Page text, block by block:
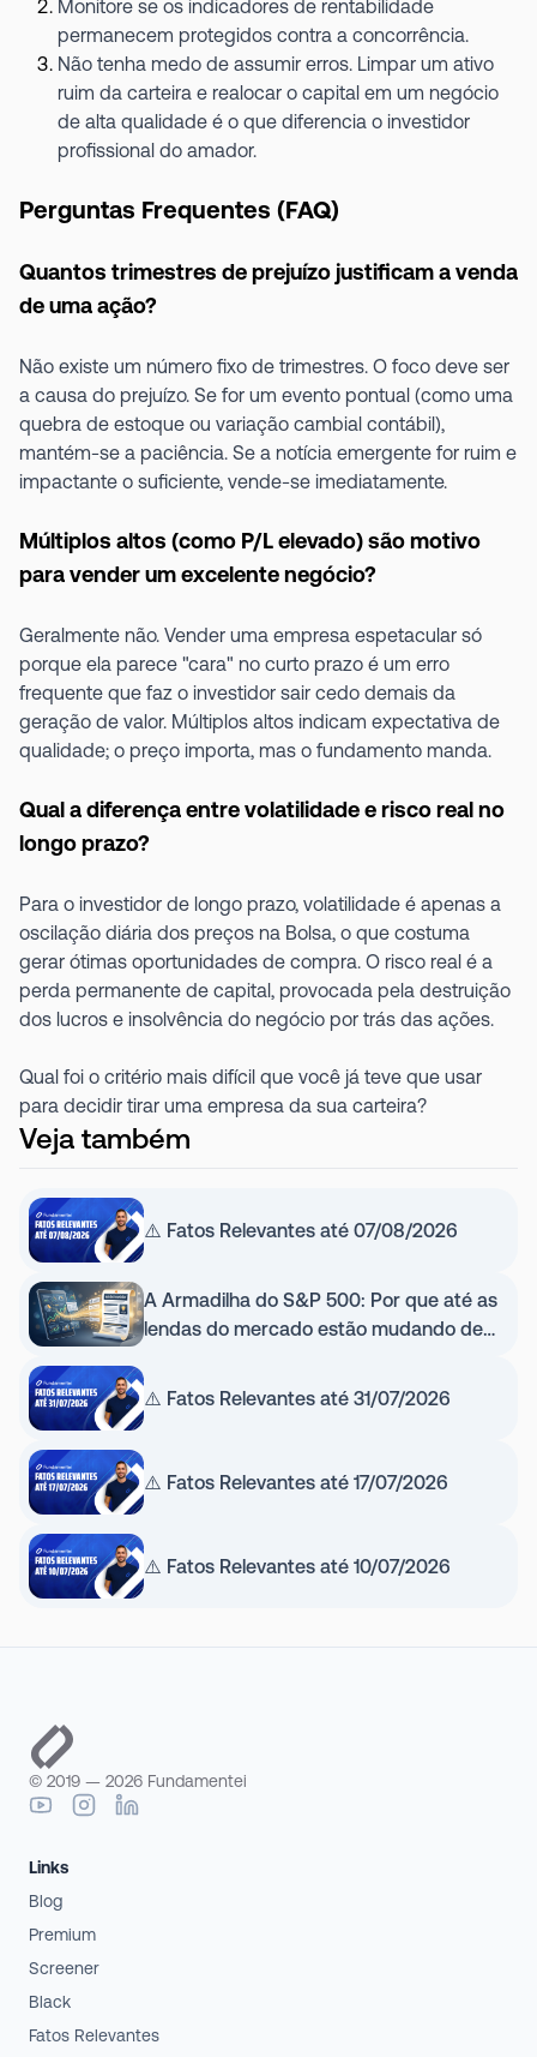
Monitore se os indicadores de rentabilidade
permanecem protegidos contra a concorrência.
Não tenha medo de assumir erros. Limpar um ativo
ruim da carteira e realocar o capital em um negócio
de alta qualidade é o que diferencia o investidor
profissional do amador.
Perguntas Frequentes (FAQ)
Quantos trimestres de prejuízo justificam a venda
de uma ação?
Não existe um número fixo de trimestres. O foco deve ser
a causa do prejuízo. Se for um evento pontual (como uma
quebra de estoque ou variação cambial contábil),
mantém-se a paciência. Se a notícia emergente for ruim e
impactante o suficiente, vende-se imediatamente.
Múltiplos altos (como P/L elevado) são motivo
para vender um excelente negócio?
Geralmente não. Vender uma empresa espetacular só
porque ela parece "cara" no curto prazo é um erro
frequente que faz o investidor sair cedo demais da
geração de valor. Múltiplos altos indicam expectativa de
qualidade; o preço importa, mas o fundamento manda.
Qual a diferença entre volatilidade e risco real no
longo prazo?
Para o investidor de longo prazo, volatilidade é apenas a
oscilação diária dos preços na Bolsa, o que costuma
gerar ótimas oportunidades de compra. O risco real é a
perda permanente de capital, provocada pela destruição
dos lucros e insolvência do negócio por trás das ações.
Qual foi o critério mais difícil que você já teve que usar
para decidir tirar uma empresa da sua carteira?
Veja também
⚠️ Fatos Relevantes até 07/08/2026
A Armadilha do S&P 500: Por que até as
lendas do mercado estão mudando de
⚠️ Fatos Relevantes até 31/07/2026
⚠️ Fatos Relevantes até 17/07/2026
⚠️ Fatos Relevantes até 10/07/2026
© 2019 — 2026 Fundamentei
Links
Blog
Premium
Screener
Black
Fatos Relevantes